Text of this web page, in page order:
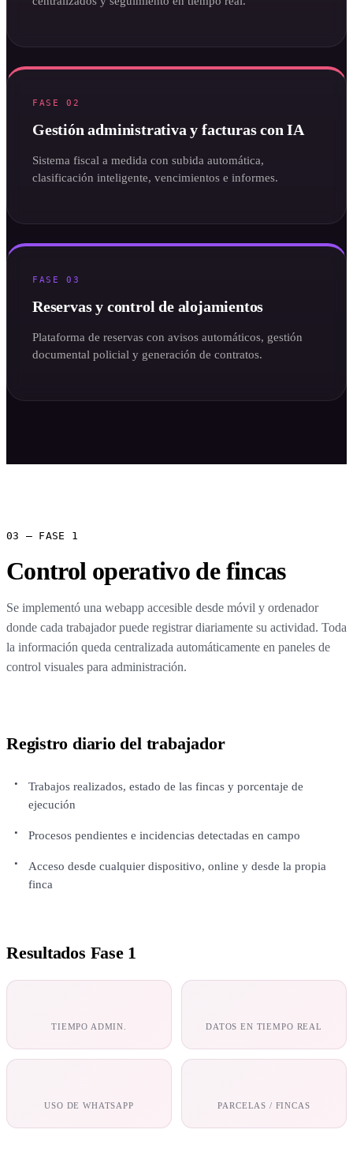
FASE 02
Gestión administrativa y facturas con IA
Sistema fiscal a medida con subida automática,
clasificación inteligente, vencimientos e informes.
FASE 03
Reservas y control de alojamientos
Plataforma de reservas con avisos automáticos, gestión
documental policial y generación de contratos.
03 — FASE 1
Control operativo de fincas
Se implementó una webapp accesible desde móvil y ordenador
donde cada trabajador puede registrar diariamente su actividad. Toda
la información queda centralizada automáticamente en paneles de
control visuales para administración.
Registro diario del trabajador
Trabajos realizados, estado de las fincas y porcentaje de
ejecución
Procesos pendientes e incidencias detectadas en campo
Acceso desde cualquier dispositivo, online y desde la propia
finca
Resultados Fase 1
TIEMPO ADMIN. DATOS EN TIEMPO REAL
USO DE WHATSAPP PARCELAS / FINCAS